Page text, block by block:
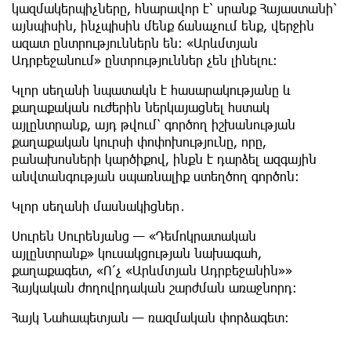
կազմակերպիչները, հնարավոր է՝ սրանք Հայաստանի՝
այնպիսին, ինչպիսին մենք ճանաչում ենք, վերջին
ազատ ընտրություններն են։ «Արևմտյան
Ադրբեջանում» ընտրություններ չեն լինելու։
Կլոր սեղանի նպատակն է հասարակությանը և
քաղաքական ուժերին ներկայացնել հստակ
այլընտրանք, այդ թվում՝ գործող իշխանության
քաղաքական կուրսի փոփոխությունը, որը,
բանախոսների կարծիքով, ինքն է դարձել ազգային
անվտանգության սպառնալիք ստեղծող գործոն։
Կլոր սեղանի մասնակիցներ․
Սուրեն Սուրենյանց — «Դեմոկրատական
այլընտրանք» կուսակցության նախագահ,
քաղաքագետ, «Ո՛չ «Արևմտյան Ադրբեջանին»»
Հայկական ժողովրդական շարժման առաջնորդ։
Հայկ Նահապետյան — ռազմական փորձագետ։